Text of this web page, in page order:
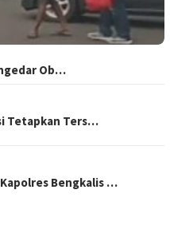
Ob…
Tetapkan Ters…
Bengkalis …